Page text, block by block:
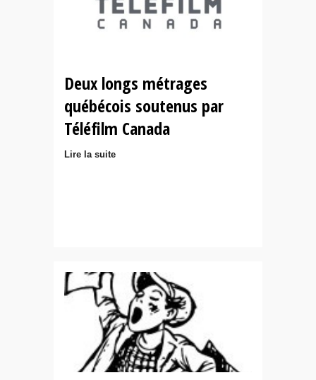
Deux longs métrages
québécois soutenus par
Téléfilm Canada
Lire la suite